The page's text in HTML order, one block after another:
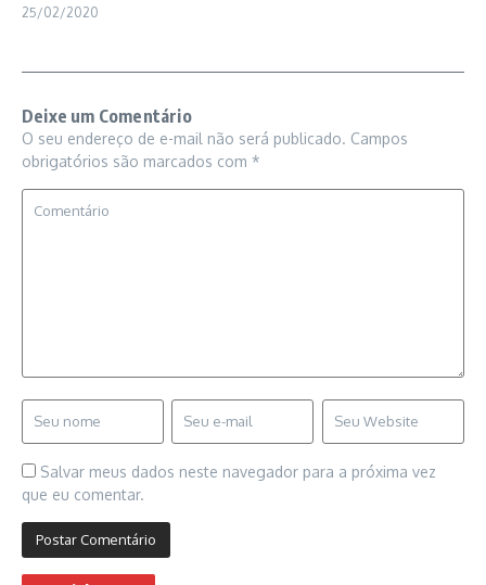
25/02/2020
Deixe um Comentário
O seu endereço de e-mail não será publicado. Campos
obrigatórios são marcados com *
Salvar meus dados neste navegador para a próxima vez
que eu comentar.